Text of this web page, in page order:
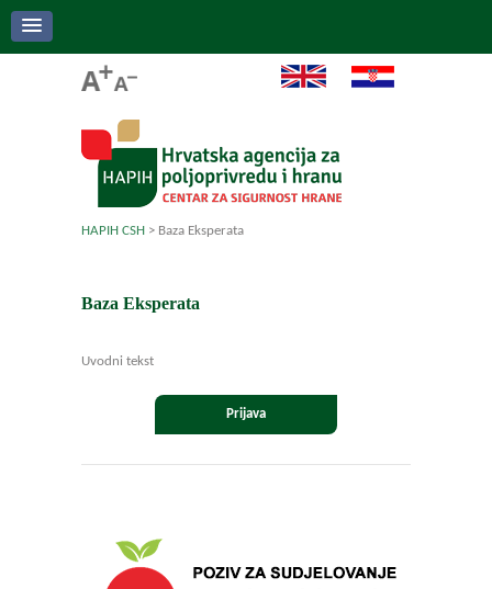
HAPIH CSH > Baza Eksperata
Baza Eksperata
Uvodni tekst
Prijava